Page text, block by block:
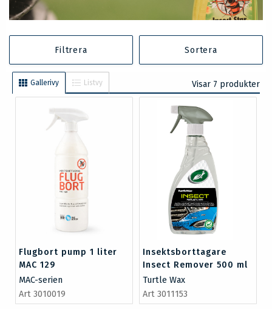
Filtrera Sortera
Gallerivy Listvy Visar 7 produkter
Flugbort pump 1 liter
MAC 129
MAC-serien
Art 3010019
Insektsborttagare
Insect Remover 500 ml
Turtle Wax
Art 3011153